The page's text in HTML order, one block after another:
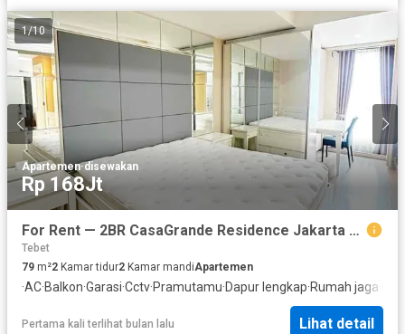
1/10
Apartemen·disewakan
Rp 168Jt
For Rent — 2BR CasaGrande Residence Jakarta Tower Montana Lt.30 | 79 sqm | Balcony | Full Facility
Tebet
79 m²2 Kamar tidur2 Kamar mandiApartemen
·AC·Balkon·Garasi·Cctv·Pramutamu·Dapur lengkap·Rumah jaga
Pertama kali terlihat bulan lalu Lihat detail